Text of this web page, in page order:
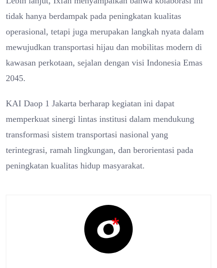
tidak hanya berdampak pada peningkatan kualitas
operasional, tetapi juga merupakan langkah nyata dalam
mewujudkan transportasi hijau dan mobilitas modern di
kawasan perkotaan, sejalan dengan visi Indonesia Emas
2045.
KAI Daop 1 Jakarta berharap kegiatan ini dapat
memperkuat sinergi lintas institusi dalam mendukung
transformasi sistem transportasi nasional yang
terintegrasi, ramah lingkungan, dan berorientasi pada
peningkatan kualitas hidup masyarakat.